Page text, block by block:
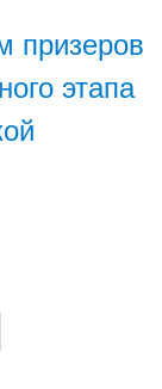
призеров
этапа